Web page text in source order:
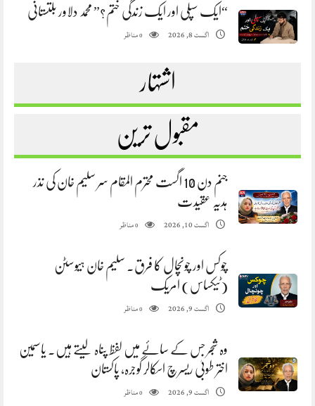
“ایک سپلی اور ایک زندگی ختم؟” محمد دلاور بلتستانی
اگست 8, 2026 0مناظر
اشتہار
مقبول ترین
جنم دن 10 اگست محترم المقام سر سلیم خان کی نذر
ہدیہ عقیدت
اگست 10, 2026 0مناظر
چوکس اور چونچال کا فرق. سلیم خان ہیوسٹن
(ٹیکساس) امریک
اگست 9, 2026 0مناظر
وہ شجر جس کے سائے میں لفظ پناہ لیتے ہیں. یاسمین
اختر طوبیٰ ریسرچ اسکالر گوجرہ، پاکستان
اگست 9, 2026 0مناظر